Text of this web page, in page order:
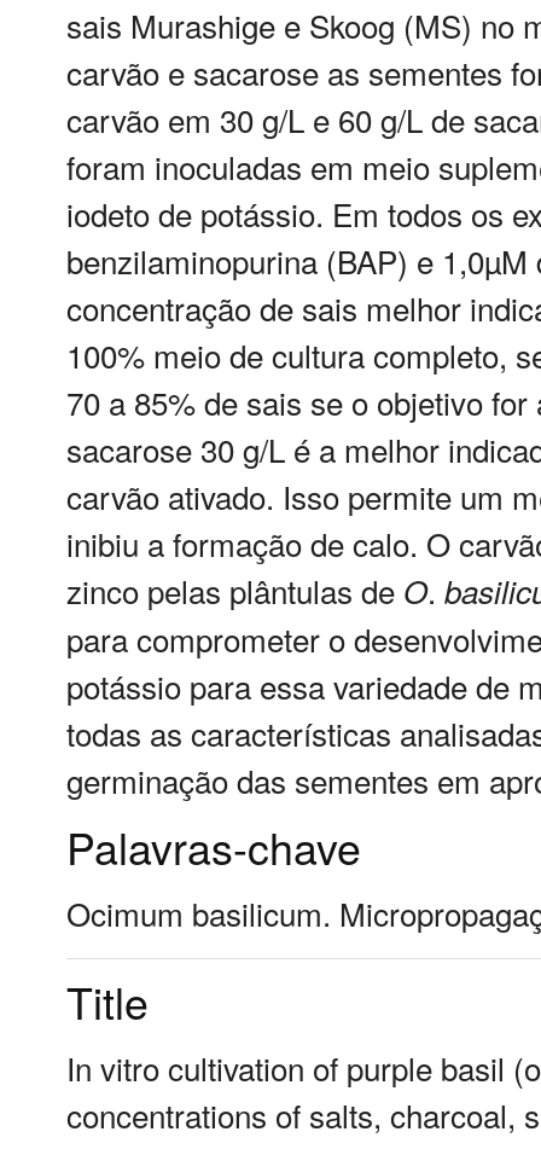
sais Murashige e Skoog (MS) no
carvão e sacarose as sementes
carvão em 30 g/L e 60 g/L de
foram inoculadas em meio
iodeto de potássio. Em todos os
benzilaminopurina (BAP) e
concentração de sais melhor
100% meio de cultura completo,
70 a 85% de sais se o objetivo
sacarose 30 g/L é a melhor
carvão ativado. Isso permite um
inibiu a formação de calo. O
zinco pelas plântulas de O.
para comprometer o
potássio para essa variedade de
todas as características
germinação das sementes em
Palavras-chave
Ocimum basilicum.
Title
In vitro cultivation of purple basil
concentrations of salts, charcoal,